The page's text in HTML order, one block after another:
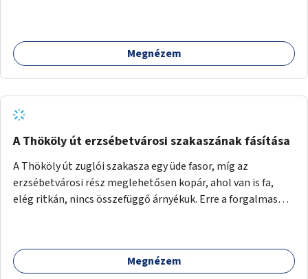
ötletem az, hogy ezt a szakaszt egy oktató jellegű,
bemutató kerékpárúttá varázsoljuk, ahol a gyerekek a valós
sok gyerekkel közlekedő szülőt látni nap, mint, nap, sok az
iskola, óvoda a környéken. Dupla kitáblázásokkal,
fényvisszaverős táblákkal, az aszfalt erősebb színre
ötletet.
Megnézem
A Thököly út erzsébetvárosi szakaszának fásítása
A Thököly út zuglói szakasza egy üde fasor, míg az
erzsébetvárosi rész meglehetősen kopár, ahol van is fa,
elég ritkán, nincs összefüggő árnyékuk. Erre a forgalmas
szükség.
Megnézem